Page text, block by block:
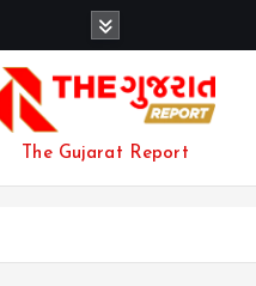
The Gujarat Report